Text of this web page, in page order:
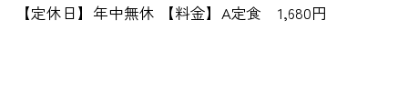
【定休日】年中無休 【料金】A定食 1,680円